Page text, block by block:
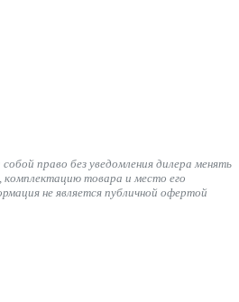
право без уведомления дилера менять
товара и место его
не является публичной офертой